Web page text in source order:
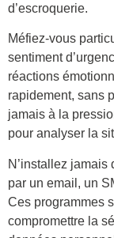
d’escroquerie.
Méfiez-vous
sentiment
réactions
rapidement, sans
jamais à la
pour analyser la
N’installez
par un email, un
Ces programmes
compromettre la